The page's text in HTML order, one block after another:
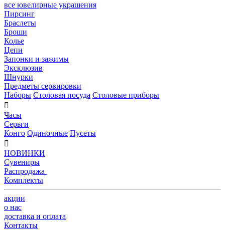
все ювелирные украшения
Пирсинг
Браслеты
Броши
Колье
Цепи
Запонки и зажимы
Эксклюзив
Шнурки
Предметы сервировки
Наборы Столовая посуда Столовые приборы

Часы
Серьги
Конго Одиночные Пусеты

НОВИНКИ
Сувениры
Распродажа
Комплекты
акции
о нас
доставка и оплата
Контакты